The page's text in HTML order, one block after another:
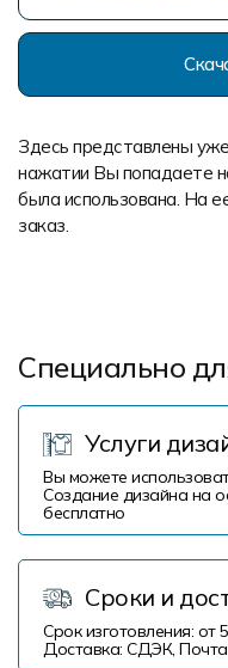
Здесь представлены
нажатии Вы попадаете
была использована. На
заказ.
Специально
Услуги
Вы можете
Создание дизайна на
бесплатно
Сроки и
Срок изготовления: от
Доставка: СДЭК,